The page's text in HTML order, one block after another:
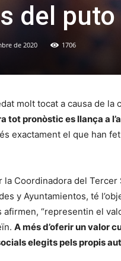
del puto
de 2020 1706
molt tocat a causa de
tot pronòstic es llança a
exactament el que han
la Coordinadora del
y Ayuntamientos, té
“representin el
A més d’oferir un valor
elegits pels propis